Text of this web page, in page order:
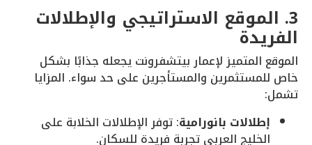
3. الموقع الاستراتيجي والإطلالات
الفريدة
الموقع المتميز لإعمار بيتشفرونت يجعله جذابًا بشكل
خاص للمستثمرين والمستأجرين على حد سواء. المزايا
تشمل:
إطلالات بانورامية: توفر الإطلالات الخلابة على
الخليج العربي تجربة فريدة للسكان.